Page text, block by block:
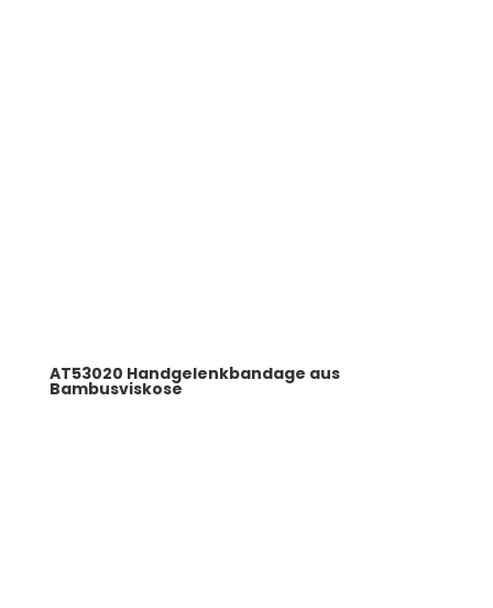
AT53020 Handgelenkbandage aus
Bambusviskose